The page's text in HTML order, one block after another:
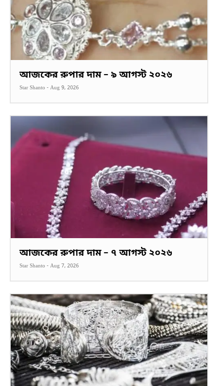
আজকের রুপার দাম – ৯ আগস্ট ২০২৬
Star Shanto - Aug 9, 2026
আজকের রুপার দাম – ৭ আগস্ট ২০২৬
Star Shanto - Aug 7, 2026